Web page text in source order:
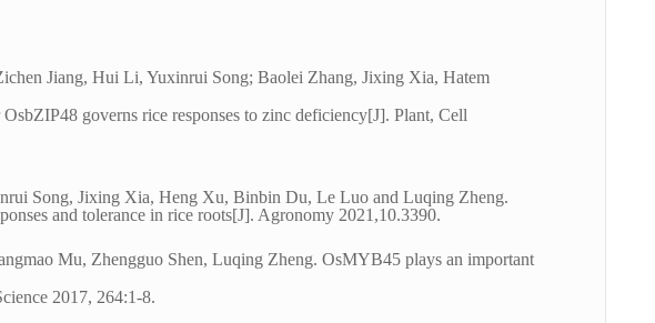
Jiang, Hui Li, Yuxinrui Song; Baolei Zhang, Jixing Xia, Hatem
governs rice responses to zinc deficiency[J]. Plant, Cell
Song, Jixing Xia, Heng Xu, Binbin Du, Le Luo and Luqing Zheng.
and tolerance in rice roots[J]. Agronomy 2021,10.3390.
Mu, Zhengguo Shen, Luqing Zheng. OsMYB45 plays an important
2017, 264:1-8.